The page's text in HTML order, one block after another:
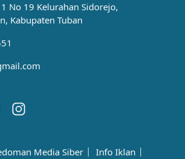
No 19 Kelurahan Sidorejo,
Kabupaten Tuban
Media Siber
Info Iklan